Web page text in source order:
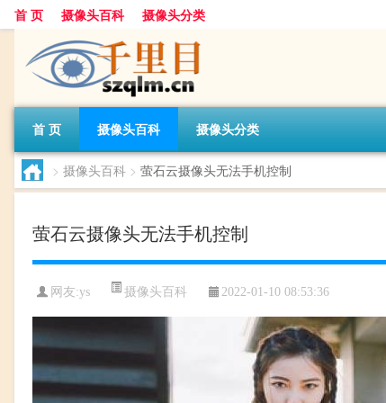
首 页 摄像头百科 摄像头分类
首 页 摄像头百科 摄像头分类
> 摄像头百科 > 萤石云摄像头无法手机控制
萤石云摄像头无法手机控制
网友:ys 摄像头百科 2022-01-10 08:53:36